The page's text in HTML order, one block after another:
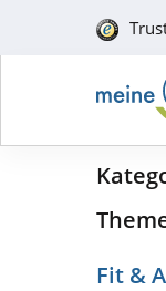
Fit &